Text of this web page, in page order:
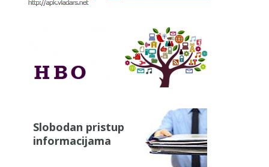
Slobodan pristup
informacijama